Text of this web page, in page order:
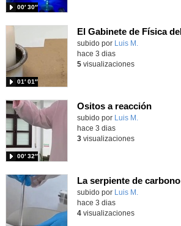
00′ 30″
Contenido educativo.
subido por Luis M.
01′ 01″
hace 3 dias
5visualizaciones
Ositos a reacción
Contenido educativo.
subido por Luis M.
00′ 32″
hace 3 dias
3visualizaciones
La serpiente de carbono
Contenido educativo.
subido por Luis M.
hace 3 dias
4visualizaciones